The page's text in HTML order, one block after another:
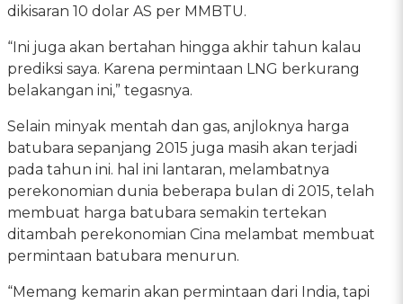
dikisaran 10 dolar AS per MMBTU.
“Ini juga akan bertahan hingga akhir tahun kalau
prediksi saya. Karena permintaan LNG berkurang
belakangan ini,” tegasnya.
Selain minyak mentah dan gas, anjloknya harga
batubara sepanjang 2015 juga masih akan terjadi
pada tahun ini. hal ini lantaran, melambatnya
perekonomian dunia beberapa bulan di 2015, telah
membuat harga batubara semakin tertekan
ditambah perekonomian Cina melambat membuat
permintaan batubara menurun.
“Memang kemarin akan permintaan dari India, tapi